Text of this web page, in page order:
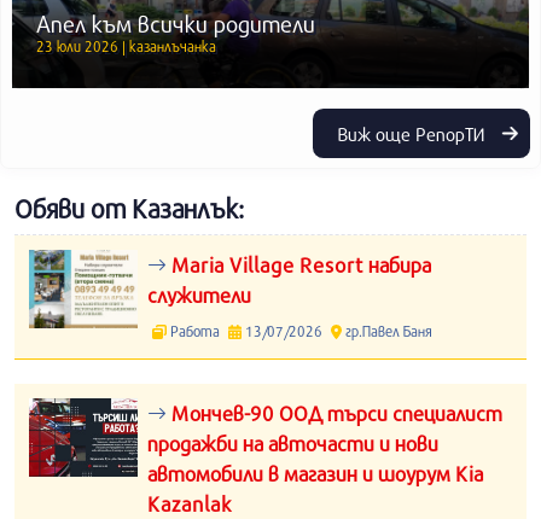
Апел към всички родители
23 юли 2026 | казанлъчанка
Виж още РепорТИ
Обяви от Казанлък:
Maria Village Resort набира
служители
Работа 13/07/2026 гр.Павел Баня
Мончев-90 ООД търси специалист
продажби на авточасти и нови
автомобили в магазин и шоурум Kia
Kazanlak